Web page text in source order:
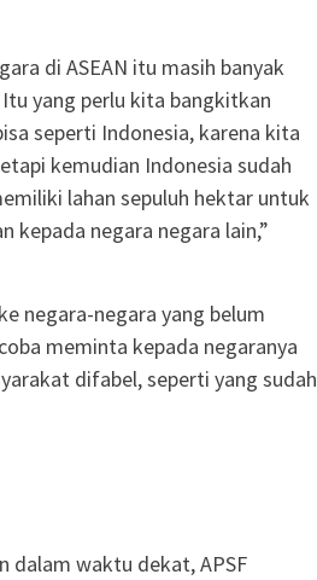
di ASEAN itu masih banyak
yang perlu kita bangkitkan
seperti Indonesia, karena kita
kemudian Indonesia sudah
lahan sepuluh hektar untuk
kepada negara negara lain,”
negara-negara yang belum
meminta kepada negaranya
difabel, seperti yang sudah
dalam waktu dekat, APSF